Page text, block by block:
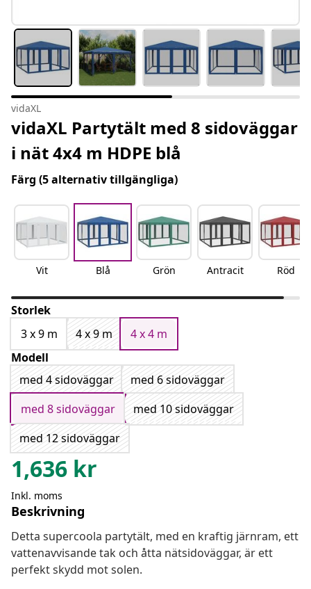
vidaXL
vidaXL Partytält med 8 sidoväggar
i nät 4x4 m HDPE blå
Färg (5 alternativ tillgängliga)
Vit Blå Grön Antracit Röd
Storlek
3 x 9 m
4 x 9 m
4 x 4 m
Modell
med 4 sidoväggar
med 6 sidoväggar
med 8 sidoväggar
med 10 sidoväggar
med 12 sidoväggar
1,636 kr
Inkl. moms
Beskrivning
Detta supercoola partytält, med en kraftig järnram, ett
vattenavvisande tak och åtta nätsidoväggar, är ett
perfekt skydd mot solen.